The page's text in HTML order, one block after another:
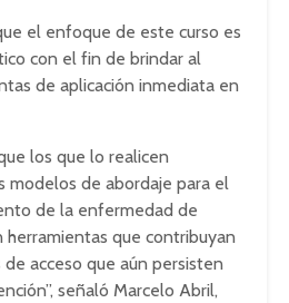
el enfoque de este curso es
con el fin de brindar al
de aplicación inmediata en
los que lo realicen
modelos de abordaje para el
de la enfermedad de
herramientas que contribuyan
acceso que aún persisten
señaló Marcelo Abril,